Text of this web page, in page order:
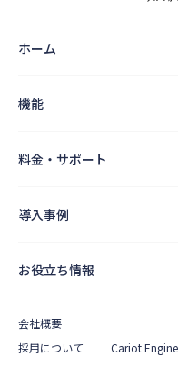
ホーム
機能
料金・サポート
導入事例
お役立ち情報
会社概要
採用について
Cariot